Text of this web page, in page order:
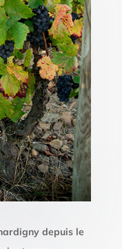
depuis le